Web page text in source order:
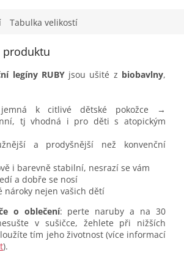
Tabulka velikostí
legíny RUBY jsou ušité z biobavlny,
k citlivé dětské pokožce →
tj vhodná i pro děti s atopickým
a prodyšnější než konvenční
i barevně stabilní, nesrazí se vám
a dobře se nosí
nároky nejen vašich dětí
o oblečení: perte naruby a na 30
v sušičce, žehlete při nižších
tím jeho životnost (více informací
).